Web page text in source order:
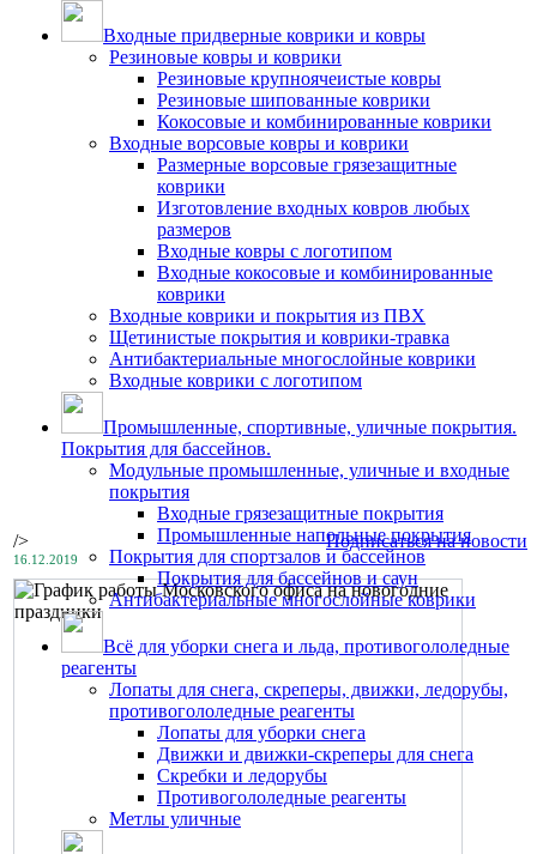
Входные придверные коврики и ковры
Резиновые ковры и коврики
Резиновые крупноячеистые ковры
Резиновые шипованные коврики
Кокосовые и комбинированные коврики
Входные ворсовые ковры и коврики
Размерные ворсовые грязезащитные
коврики
Изготовление входных ковров любых
размеров
Входные ковры с логотипом
Входные кокосовые и комбинированные
коврики
Входные коврики и покрытия из ПВХ
Щетинистые покрытия и коврики-травка
Антибактериальные многослойные коврики
Входные коврики с логотипом
Промышленные, спортивные, уличные покрытия.
Покрытия для бассейнов.
Модульные промышленные, уличные и входные
покрытия
Входные грязезащитные покрытия
Промышленные напольные покрытия
Покрытия для спортзалов и бассейнов
Покрытия для бассейнов и саун
Антибактериальные многослойные коврики
Всё для уборки снега и льда, противогололедные
реагенты
Лопаты для снега, скреперы, движки, ледорубы,
противогололедные реагенты
Лопаты для уборки снега
Движки и движки-скреперы для снега
Скребки и ледорубы
Противогололедные реагенты
Метлы уличные
/> Подписаться на новости
16.12.2019